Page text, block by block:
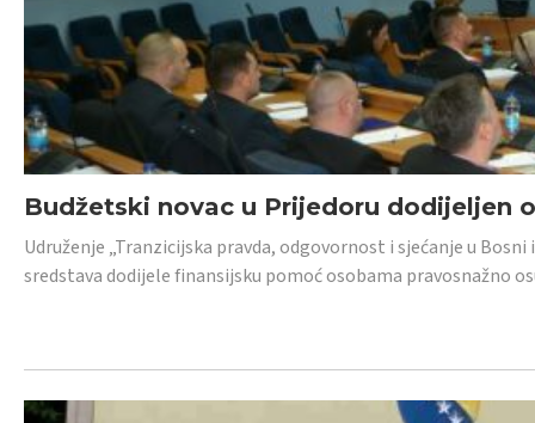
Budžetski novac u Prijedoru dodijeljen
Udruženje „Tranzicijska pravda, odgovornost i sjećanje u
sredstava dodijele finansijsku pomoć osobama pravosnažno